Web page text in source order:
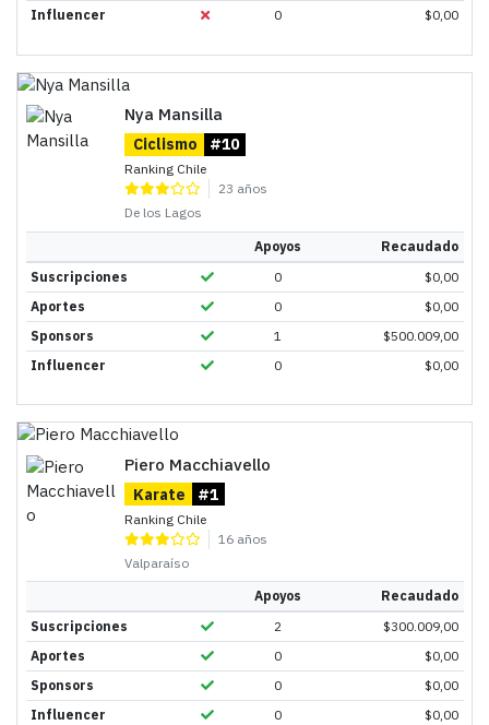
Influencer 0 $0,00
Nya Mansilla
Ciclismo #10
Ranking Chile
23 años
De los Lagos
Apoyos
Recaudado
Suscripciones
0 $0,00
Aportes
0 $0,00
Sponsors
1 $500.009,00
Influencer
0 $0,00
Piero Macchiavello
Karate #1
Ranking Chile
16 años
Valparaíso
Apoyos
Recaudado
Suscripciones
2 $300.009,00
Aportes
0 $0,00
Sponsors
0 $0,00
Influencer
0 $0,00